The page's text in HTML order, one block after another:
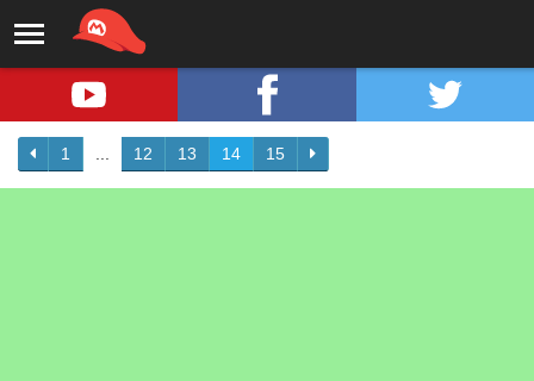
1 12 13 14 15